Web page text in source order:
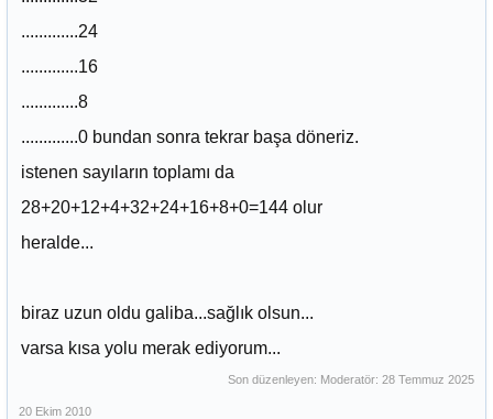
.............24
.............16
.............8
.............0 bundan sonra tekrar başa döneriz.
istenen sayıların toplamı da
28+20+12+4+32+24+16+8+0=144 olur
heralde...
biraz uzun oldu galiba...sağlık olsun...
varsa kısa yolu merak ediyorum...
Son düzenleyen: Moderatör: 28 Temmuz 2025
20 Ekim 2010